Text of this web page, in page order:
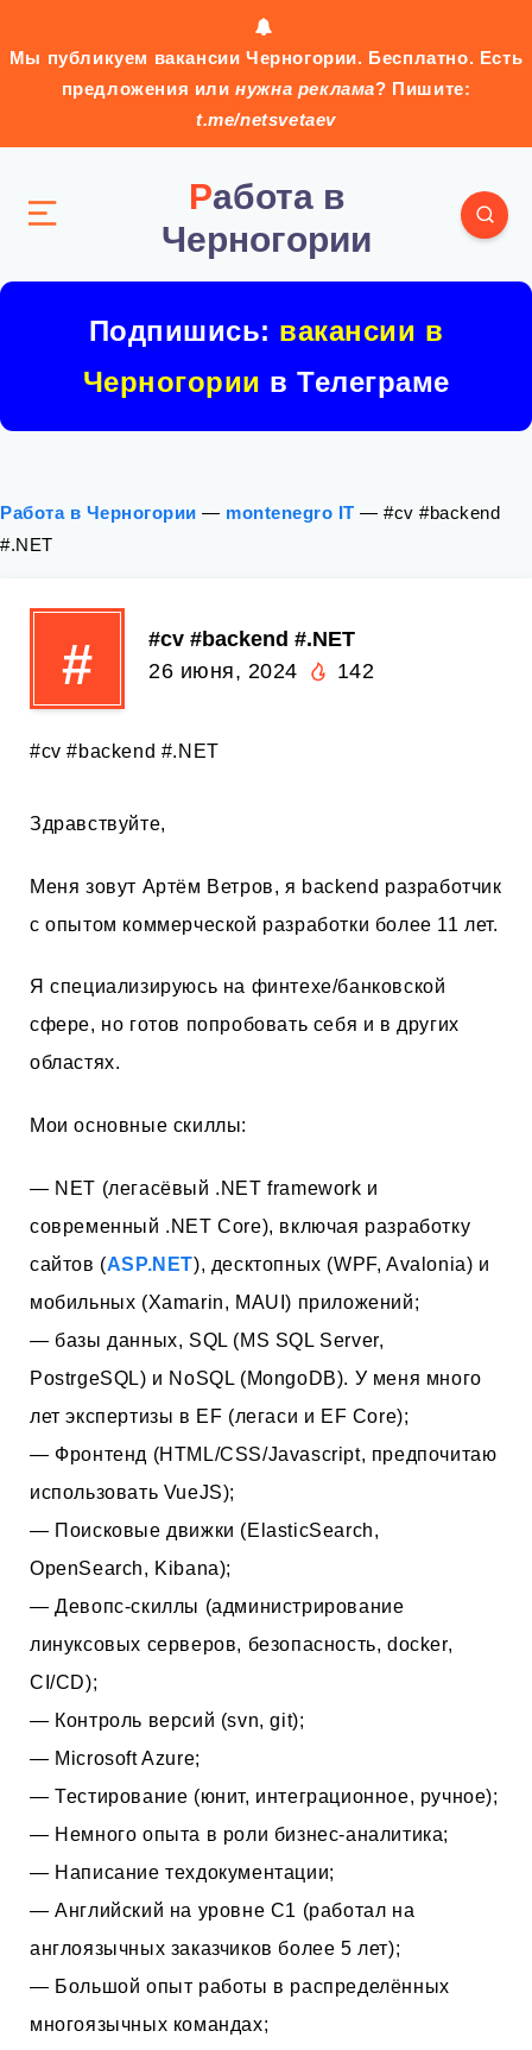
Мы публикуем вакансии Черногории. Бесплатно. Есть
предложения илинужна реклама? Пишите:
t.me/netsvetaev
Работа в
Черногории
Подпишись: вакансии в
Черногории в Телеграме
Работа в Черногории — montenegro IT — #cv #backend
#.NET
#
#cv #backend #.NET
26 июня, 2024
142
#cv #backend #.NET
Здравствуйте,
Меня зовут Артём Ветров, я backend разработчик
с опытом коммерческой разработки более 11 лет.
Я специализируюсь на финтехе/банковской
сфере, но готов попробовать себя и в других
областях.
Мои основные скиллы:
— NET (легасёвый .NET framework и
современный .NET Core), включая разработку
сайтов (ASP.NET), десктопных (WPF, Avalonia) и
мобильных (Xamarin, MAUI) приложений;
— базы данных, SQL (MS SQL Server,
PostrgeSQL) и NoSQL (MongoDB). У меня много
лет экспертизы в EF (легаси и EF Core);
— Фронтенд (HTML/CSS/Javascript, предпочитаю
использовать VueJS);
— Поисковые движки (ElasticSearch,
OpenSearch, Kibana);
— Девопс-скиллы (администрирование
линуксовых серверов, безопасность, docker,
CI/CD);
— Контроль версий (svn, git);
— Microsoft Azure;
— Тестирование (юнит, интеграционное, ручное);
— Немного опыта в роли бизнес-аналитика;
— Написание техдокументации;
— Английский на уровне C1 (работал на
англоязычных заказчиков более 5 лет);
— Большой опыт работы в распределённых
многоязычных командах;